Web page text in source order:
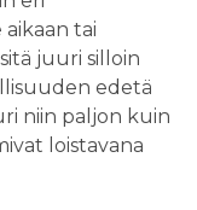
tai
juuri silloin
edetä
niin paljon kuin
loistavana